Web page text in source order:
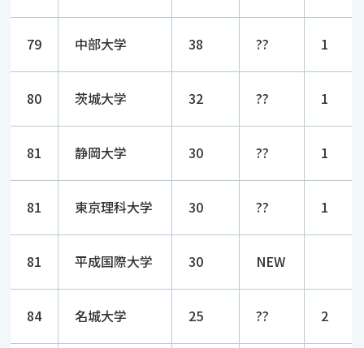
79 中部大学 38 ?? 1
80 茨城大学 32 ?? 1
81 静岡大学 30 ?? 1
81 東京理科大学 30 ?? 1
81 平成国際大学 30 NEW
84 名城大学 25 ?? 2